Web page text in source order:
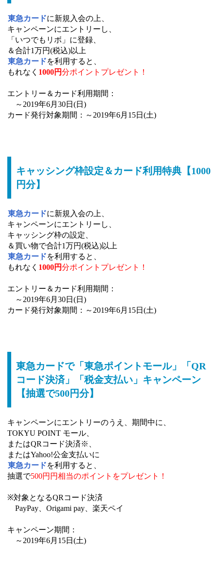
東急カードに新規入会の上、
キャンペーンにエントリーし、
「いつでもリボ」に登録、
＆合計1万円(税込)以上
東急カードを利用すると、
もれなく 1000円分ポイントプレゼント！
エントリー＆カード利用期間：
～2019年6月30日(日)
カード発行対象期間：～2019年6月15日(土)
キャッシング枠設定＆カード利用特典【1000
円分】
東急カードに新規入会の上、
キャンペーンにエントリーし、
キャッシング枠の設定、
＆買い物で合計1万円(税込)以上
東急カードを利用すると、
もれなく 1000円分ポイントプレゼント！
エントリー＆カード利用期間：
～2019年6月30日(日)
カード発行対象期間：～2019年6月15日(土)
東急カードで「東急ポイントモール」「QR
コード決済」「税金支払い」キャンペーン
【抽選で500円分】
キャンペーンにエントリーのうえ、期間中に、
TOKYU POINT モール、
またはQRコード決済※、
またはYahoo!公金支払いに
東急カードを利用すると、
抽選で500円円相当のポイントをプレゼント！
※対象となるQRコード決済
PayPay、Origami pay、楽天ペイ
キャンペーン期間：
～2019年6月15日(土)